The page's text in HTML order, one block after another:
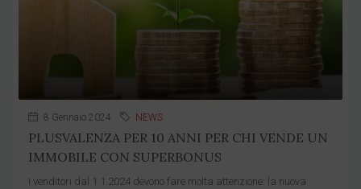
8 Gennaio 2024 NEWS
PLUSVALENZA PER 10 ANNI PER CHI VENDE UN
IMMOBILE CON SUPERBONUS
I venditori dal 1.1.2024 devono fare molta attenzione: la nuova